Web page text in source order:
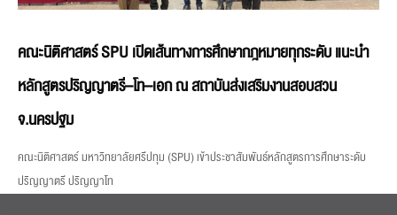
คณะนิติศาสตร์ SPU เปิดเส้นทางการศึกษากฎหมายทุกระดับ แนะนำ
หลักสูตรปริญญาตรี–โท–เอก ณ สถาบันส่งเสริมงานสอบสวน
จ.นครปฐม
คณะนิติศาสตร์ มหาวิทยาลัยศรีปทุม (SPU) เข้าประชาสัมพันธ์หลักสูตรการศึกษาระดับ
ปริญญาตรี ปริญญาโท